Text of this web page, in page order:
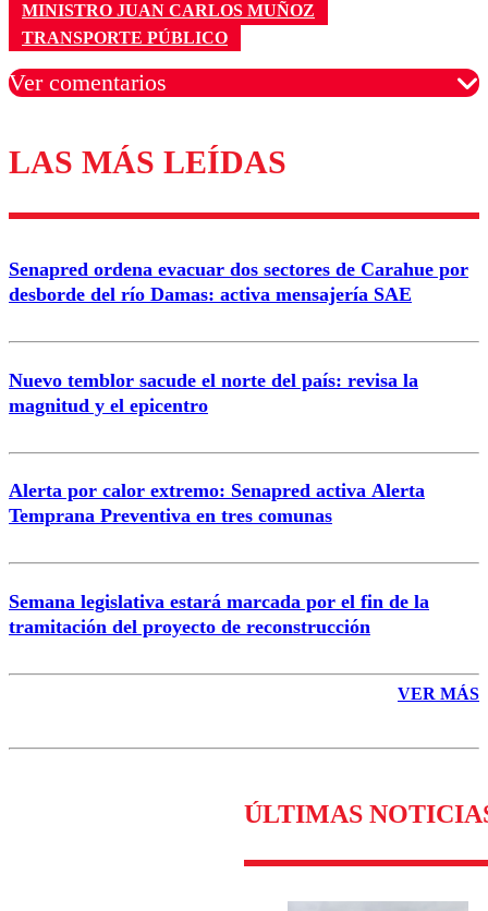
MINISTRO JUAN CARLOS MUÑOZ
TRANSPORTE PÚBLICO
Ver comentarios
Los comentarios son moderados para garantizar un
diálogo respetuoso.
Correo
LAS MÁS LEÍDAS
Senapred ordena evacuar dos sectores de Carahue por
desborde del río Damas: activa mensajería SAE
Nuevo temblor sacude el norte del país: revisa la
magnitud y el epicentro
Alerta por calor extremo: Senapred activa Alerta
Temprana Preventiva en tres comunas
Semana legislativa estará marcada por el fin de la
tramitación del proyecto de reconstrucción
VER MÁS
ÚLTIMAS